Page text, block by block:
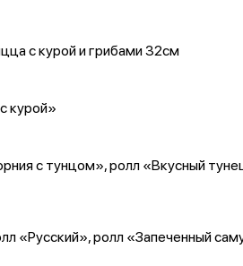
с курой и грибами 32см
курой»
с тунцом», ролл «Вкусный
«Русский», ролл «Запеченный